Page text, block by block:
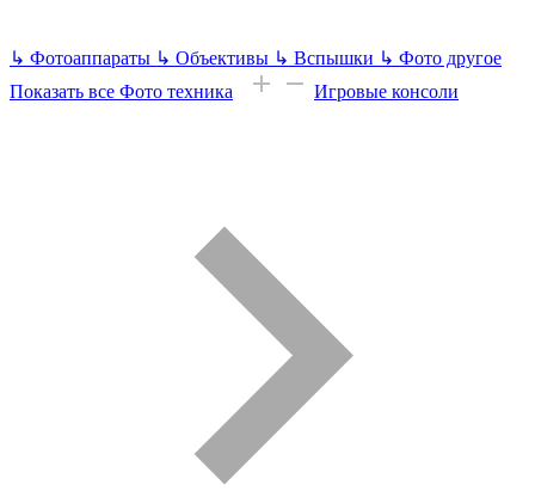
↳ Фотоаппараты ↳ Объективы ↳ Вспышки ↳ Фото другое
Показать все Фото техника
Игровые консоли